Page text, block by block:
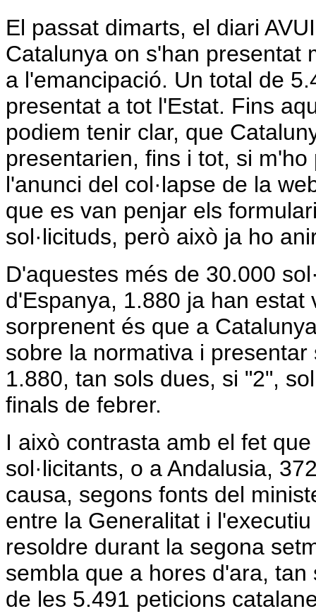
El passat dimarts, el diari
Catalunya on s'han presentat
a l'emancipació. Un total de
presentat a tot l'Estat. Fins
podiem tenir clar, que
presentarien, fins i tot, si
l'anunci del col·lapse de la
que es van penjar els
sol·licituds, però això ja ho
D'aquestes més de 30.000
d'Espanya, 1.880 ja han
sorprenent és que a
sobre la normativa i
1.880, tan sols dues, si "2",
finals de febrer.
I això contrasta amb el fet
sol·licitants, o a Andalusia,
causa, segons fonts del
entre la Generalitat i
resoldre durant la segona
sembla que a hores d'ara,
de les 5.491 peticions